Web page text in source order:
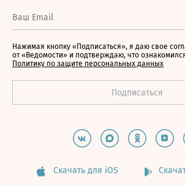
Нажимая кнопку «Подписаться», я даю свое
от «Ведомости» и подтверждаю, что
Политику по защите персональных данных
Скачать для iOS